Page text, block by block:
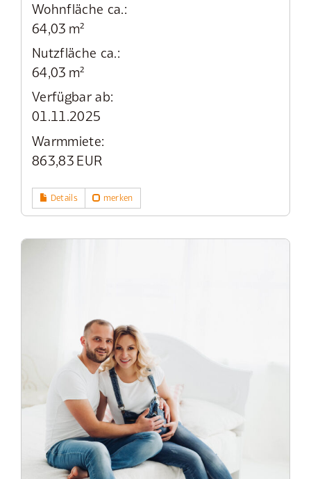
Wohnfläche ca.:
64,03 m²
Nutzfläche ca.:
64,03 m²
Verfügbar ab:
01.11.2025
Warmmiete:
863,83 EUR
Details merken